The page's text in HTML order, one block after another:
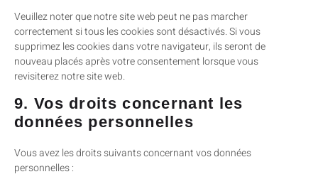
Veuillez noter que notre site web peut ne pas marcher
correctement si tous les cookies sont désactivés. Si vous
supprimez les cookies dans votre navigateur, ils seront de
nouveau placés après votre consentement lorsque vous
revisiterez notre site web.
9. Vos droits concernant les
données personnelles
Vous avez les droits suivants concernant vos données
personnelles :